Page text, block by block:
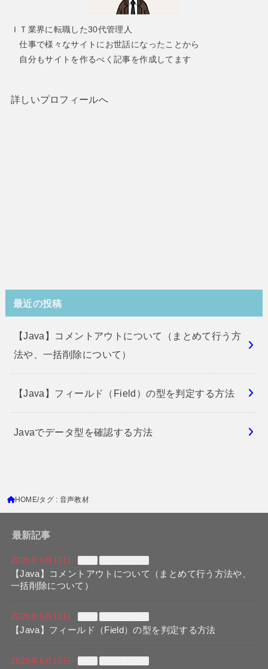
ＩＴ業界に転職した30代管理人
仕事で様々なサイトにお世話になったことから
自分もサイトを作るべく記事を作成してます
詳しいプロフィールへ
最近の投稿
【Java】コメントアウトについて（まとめて行う方
法や、一括削除について）
【Java】フィールド（Field）の型を判定する方法
Javaでデータ型を確認する方法
HOME タグ : 音声教材
最新記事
2025年8月17日
【Java】コメントアウトについて（まとめて行う方法や、
一括削除について）
2025年6月10日
【Java】フィールド（Field）の型を判定する方法
2025年6月10日